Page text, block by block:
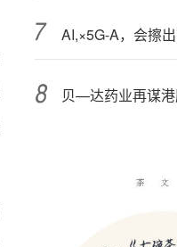
AI,×5G-A，会擦